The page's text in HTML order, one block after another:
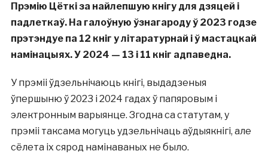
Прэмію Цёткі за найлепшую кнігу для дзяцей і
падлеткаў. На галоўную ўзнагароду ў 2023 годзе
прэтэндуе па 12 кніг у літаратурнай і ў мастацкай
намінацыях. У 2024 — 13 і 11 кніг адпаведна.
У прэміі ўдзельнічаюць кнігі, выдадзеныя
ўпершыню ў 2023 і 2024 гадах ў папяровым і
электронным варыянце. Згодна са статутам, у
прэміі таксама могуць удзельнічаць аўдыякнігі, але
сёлета іх сярод намінаваных не было.